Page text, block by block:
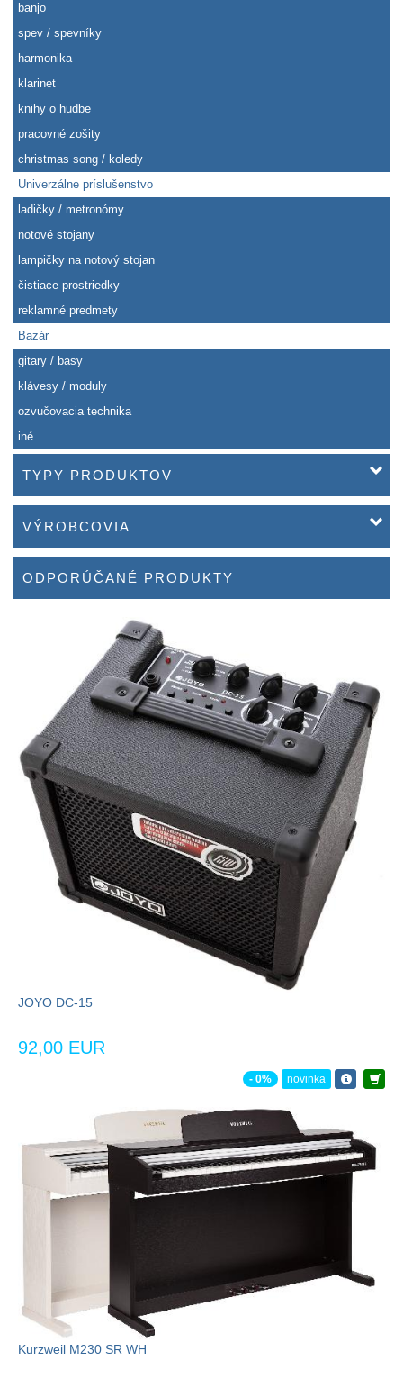
banjo
spev / spevníky
harmonika
klarinet
knihy o hudbe
pracovné zošity
christmas song / koledy
Univerzálne príslušenstvo
ladičky / metronómy
notové stojany
lampičky na notový stojan
čistiace prostriedky
reklamné predmety
Bazár
gitary / basy
klávesy / moduly
ozvučovacia technika
iné ...
TYPY PRODUKTOV
VÝROBCOVIA
ODPORÚČANÉ PRODUKTY
JOYO DC-15
92,00 EUR
- 0% novinka
Kurzweil M230 SR WH